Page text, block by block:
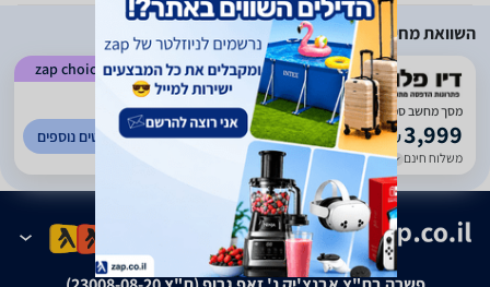
השוואת מחירים
zap choice
5
(
482
)
מסך מחשב סמסונג Samsung U28D590D LED 4K 28 inch
₪3,999
משלוח חינם עד 7 ימי עסקים
לפרטים נוספים